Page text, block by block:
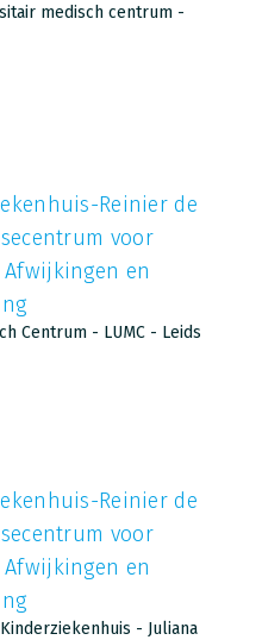
medisch centrum -
Reinier de
voor
Afwijkingen en
Centrum - LUMC - Leids
Reinier de
voor
Afwijkingen en
- Juliana